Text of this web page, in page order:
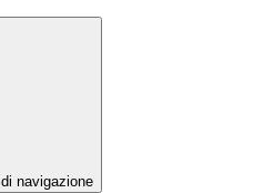
navigazione